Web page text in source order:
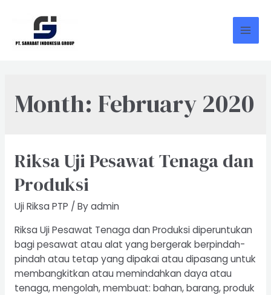
content
Month: February 2020
Riksa Uji Pesawat Tenaga dan
Produksi
Uji Riksa PTP / Byadmin
Riksa Uji Pesawat Tenaga dan Produksi diperuntukan
bagi pesawat atau alat yang bergerak berpindah-
pindah atau tetap yang dipakai atau dipasang untuk
membangkitkan atau memindahkan daya atau
tenaga, mengolah, membuat: bahan, barang, produk